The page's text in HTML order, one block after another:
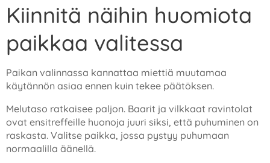
Kiinnitä näihin huomiota
paikkaa valitessa
Paikan valinnassa kannattaa miettiä muutamaa
käytännön asiaa ennen kuin tekee päätöksen.
Melutaso ratkaisee paljon. Baarit ja vilkkaat ravintolat
ovat ensitreffeille huonoja juuri siksi, että puhuminen on
raskasta. Valitse paikka, jossa pystyy puhumaan
normaalilla äänellä.